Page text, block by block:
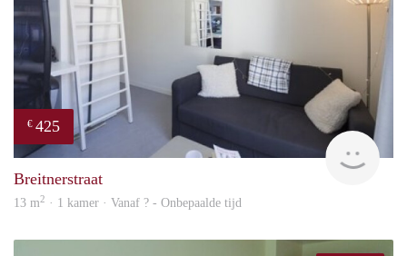
€ 425
Breitnerstraat
13 m2 · 1 kamer · Vanaf ? - Onbepaalde tijd